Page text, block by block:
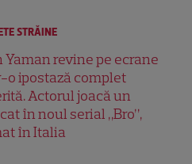
STRĂINE
Yaman revine pe ecrane
o ipostază complet
Actorul joacă un
în noul serial „Bro”,
în Italia